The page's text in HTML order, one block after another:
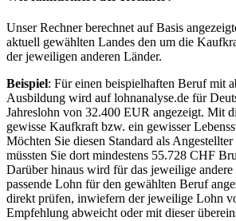
Unser Rechner berechnet auf Basis
aktuell gewählten Landes den um die
der jeweiligen anderen Länder.
Beispiel: Für einen beispielhaften Beruf mit
Ausbildung wird auf lohnanalyse.de für
Jahreslohn von 32.400 EUR angezeigt. Mit
gewisse Kaufkraft bzw. ein gewisser
Möchten Sie diesen Standard als
müssten Sie dort mindestens 55.728 CHF
Darüber hinaus wird für das jeweilige
passende Lohn für den gewählten Beruf
direkt prüfen, inwiefern der jeweilige Lohn
Empfehlung abweicht oder mit dieser